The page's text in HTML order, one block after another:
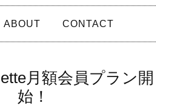
ABOUT CONTACT
月額会員プラン開
始！